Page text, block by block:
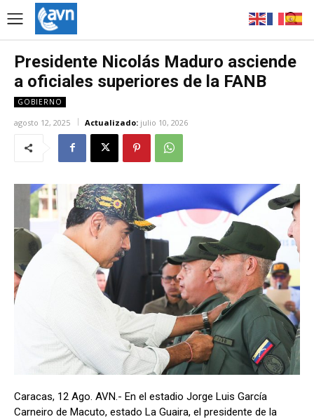
Presidente Nicolás Maduro asciende
a oficiales superiores de la FANB
GOBIERNO
agosto 12, 2025 Actualizado: julio 10, 2026
Caracas, 12 Ago. AVN.- En el estadio Jorge Luis García
Carneiro de Macuto, estado La Guaira, el presidente de la